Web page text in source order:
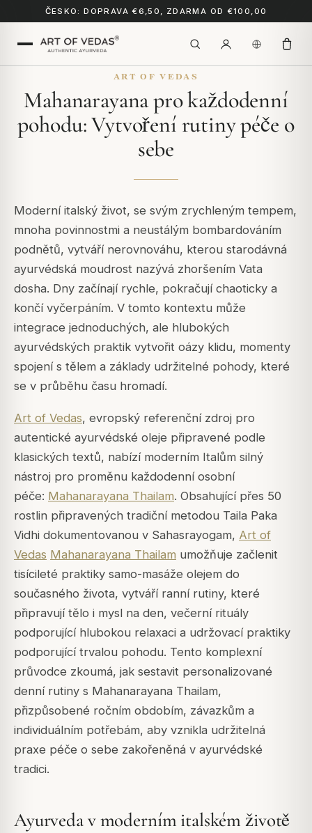
ČESKO: DOPRAVA €6,50, ZDARMA OD €100,00
ART OF VEDAS
Mahanarayana pro každodenní
pohodu: Vytvoření rutiny péče o
sebe
Moderní italský život, se svým zrychleným tempem,
mnoha povinnostmi a neustálým bombardováním
podnětů, vytváří nerovnováhu, kterou starodávná
ayurvédská moudrost nazývá zhoršením Vata
dosha. Dny začínají rychle, pokračují chaoticky a
končí vyčerpáním. V tomto kontextu může
integrace jednoduchých, ale hlubokých
ayurvédských praktik vytvořit oázy klidu, momenty
spojení s tělem a základy udržitelné pohody, které
se v průběhu času hromadí.
Art of Vedas, evropský referenční zdroj pro
autentické ayurvédské oleje připravené podle
klasických textů, nabízí moderním Italům silný
nástroj pro proměnu každodenní osobní
péče: Mahanarayana Thailam. Obsahující přes 50
rostlin připravených tradiční metodou Taila Paka
Vidhi dokumentovanou v Sahasrayogam, Art of
Vedas Mahanarayana Thailam umožňuje začlenit
tisícileté praktiky samo-masáže olejem do
současného života, vytváří ranní rutiny, které
připravují tělo i mysl na den, večerní rituály
podporující hlubokou relaxaci a udržovací praktiky
podporující trvalou pohodu. Tento komplexní
průvodce zkoumá, jak sestavit personalizované
denní rutiny s Mahanarayana Thailam,
přizpůsobené ročním obdobím, závazkům a
individuálním potřebám, aby vznikla udržitelná
praxe péče o sebe zakořeněná v ayurvédské
tradici.
Ayurveda v moderním italském životě